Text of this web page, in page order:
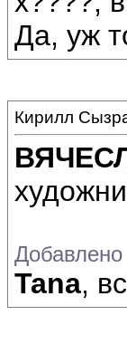
Да, уж
Кирилл
Добавлено
Tana,